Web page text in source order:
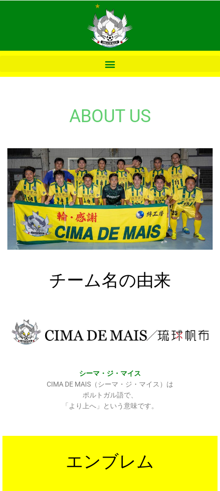
ABOUT US
チーム名の由来
シーマ・ジ・マイス
CIMA DE MAIS（シーマ・ジ・マイス）は
ポルトガル語で、
「より上へ」という意味です。
エンブレム